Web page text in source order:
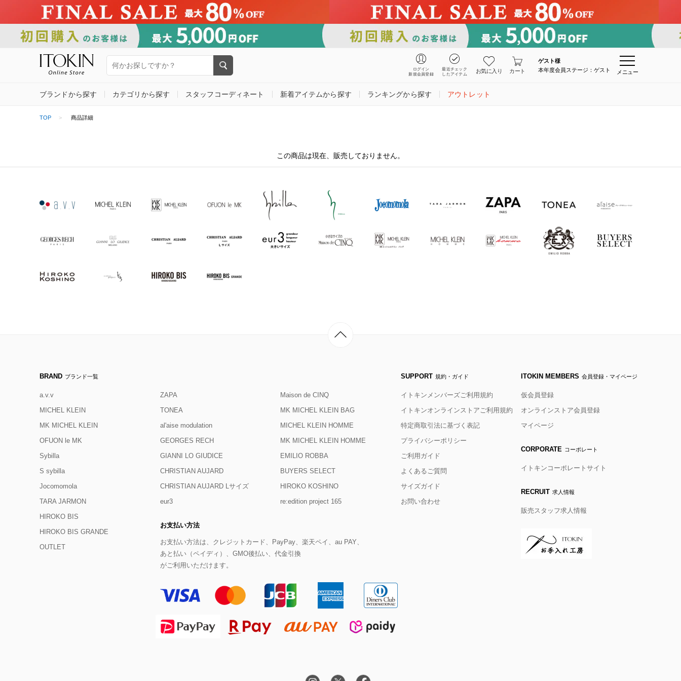
ログイン
新規会員登録
最近チェック
したアイテム
お気に入り カート
ゲスト様
本年度会員ステージ：ゲスト
メニュー
ブランドから探す カテゴリから探す スタッフコーディネート 新着アイテムから探す ランキングから探す アウトレット
TOP 商品詳細
この商品は現在、販売しておりません。
BRAND ブランド一覧
a.v.v
MICHEL KLEIN
MK MICHEL KLEIN
OFUON le MK
Sybilla
S sybilla
Jocomomola
TARA JARMON
ZAPA
TONEA
al'aise modulation
GEORGES RECH
GIANNI LO GIUDICE
CHRISTIAN AUJARD
CHRISTIAN AUJARD Lサイズ
eur3
Maison de CINQ
MK MICHEL KLEIN BAG
MICHEL KLEIN HOMME
MK MICHEL KLEIN HOMME
EMILIO ROBBA
BUYERS SELECT
HIROKO KOSHINO
re:edition project 165
HIROKO BIS
HIROKO BIS GRANDE
OUTLET
お支払い方法
お支払い方法は、クレジットカード、PayPay、楽天ペイ、au PAY、
あと払い（ペイディ）、GMO後払い、代金引換
がご利用いただけます。
SUPPORT 規約・ガイド
イトキンメンバーズご利用規約
イトキンオンラインストアご利用規約
特定商取引法に基づく表記
プライバシーポリシー
ご利用ガイド
よくあるご質問
サイズガイド
お問い合わせ
ITOKIN MEMBERS 会員登録・マイページ
仮会員登録
オンラインストア会員登録
マイページ
CORPORATE コーポレート
イトキンコーポレートサイト
RECRUIT 求人情報
販売スタッフ求人情報